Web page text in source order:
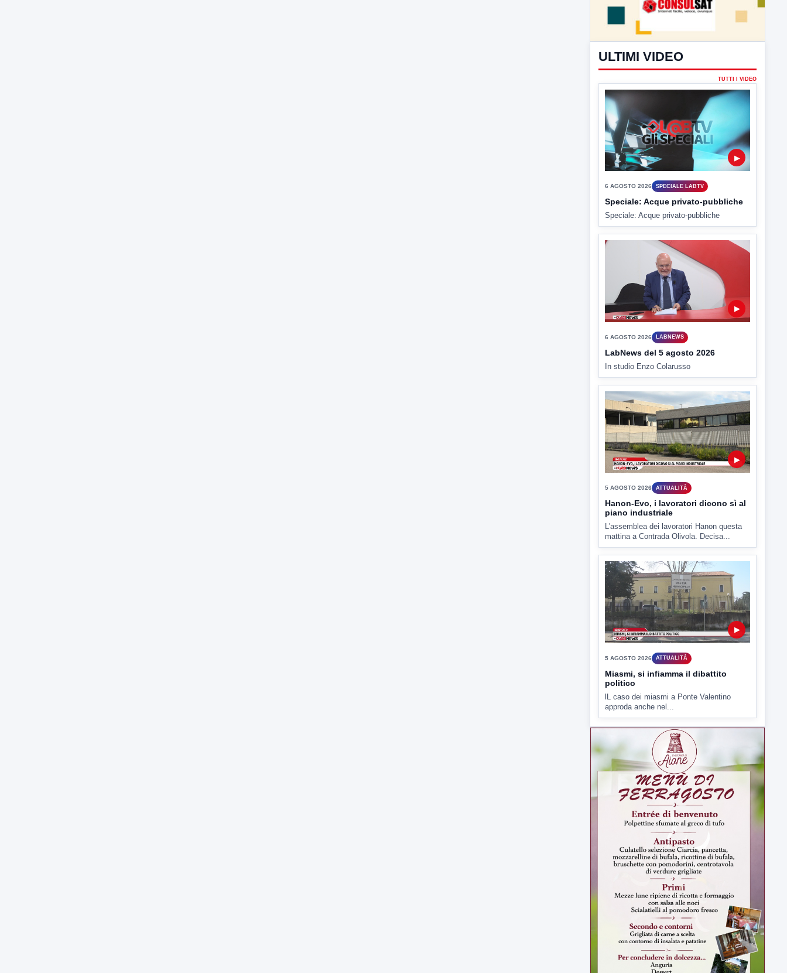
ULTIMI VIDEO
TUTTI I VIDEO
▶
6 AGOSTO 2026 SPECIALE LABTV
Speciale: Acque privato-pubbliche
Speciale: Acque privato-pubbliche
▶
6 AGOSTO 2026 LABNEWS
LabNews del 5 agosto 2026
In studio Enzo Colarusso
▶
5 AGOSTO 2026 ATTUALITÀ
Hanon-Evo, i lavoratori dicono sì al
piano industriale
L'assemblea dei lavoratori Hanon questa
mattina a Contrada Olivola. Decisa...
▶
5 AGOSTO 2026 ATTUALITÀ
Miasmi, si infiamma il dibattito
politico
lL caso dei miasmi a Ponte Valentino
approda anche nel...